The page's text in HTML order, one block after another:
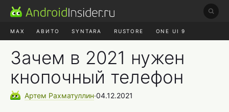
MAX АВИТО SYNTARA RUSTORE ONE UI 9
Зачем в 2021 нужен
кнопочный телефон
Артем Рахматуллин∙04.12.2021